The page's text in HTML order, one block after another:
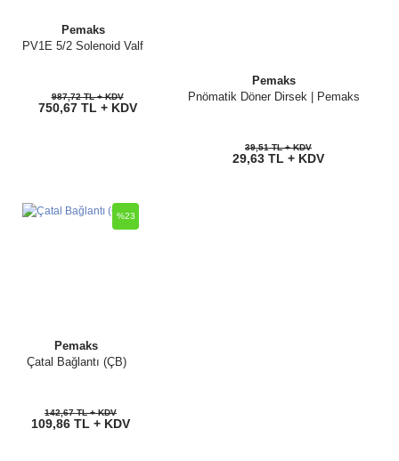
Pemaks
PV1E 5/2 Solenoid Valf
987,72 TL + KDV
750,67 TL + KDV
Pemaks
Pnömatik Döner Dirsek | Pemaks
39,51 TL + KDV
29,63 TL + KDV
Pemaks
Çatal Bağlantı (ÇB)
%23
142,67 TL + KDV
109,86 TL + KDV